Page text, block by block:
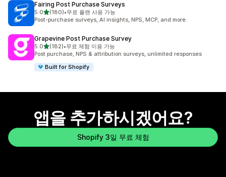
Fairing Post Purchase Surveys
5.0별 5개 중
(180)
총 리뷰 180개
•무료 플랜 사용 가능
Post-purchase surveys, AI insights, NPS, MCP, and more.
Grapevine Post Purchase Survey
5.0별 5개 중
(182)
총 리뷰 182개
•무료 체험 이용 가능
Post purchase, NPS & attribution surveys, unlimited responses
Built for Shopify
앱을 추가하시겠어요?
Shopify 3일 무료 체험